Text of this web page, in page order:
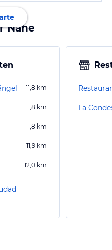
Nähe
11,8 km
11,8 km
11,8 km
11,9 km
12,0 km
La